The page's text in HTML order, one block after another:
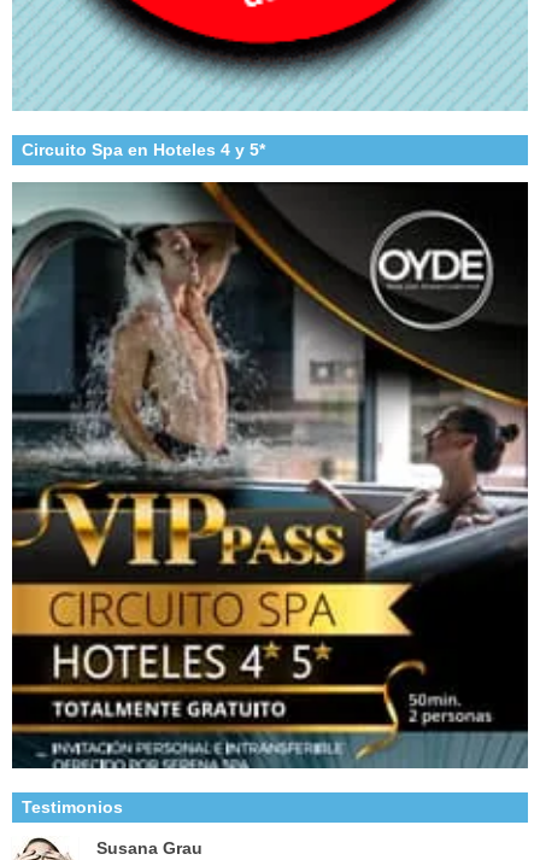
Circuito Spa en Hoteles 4 y 5*
Testimonios
Susana Grau